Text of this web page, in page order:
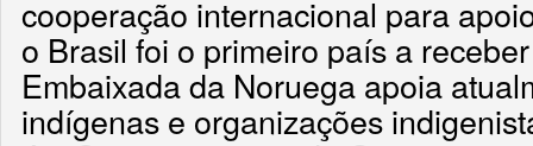
cooperação internacional para
o Brasil foi o primeiro país a
Embaixada da Noruega apoia
indígenas e organizações